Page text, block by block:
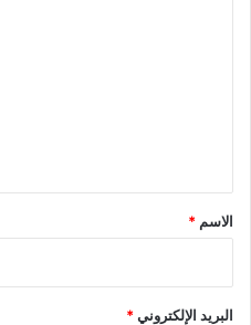
*
الاسم *
البريد الإلكتروني*